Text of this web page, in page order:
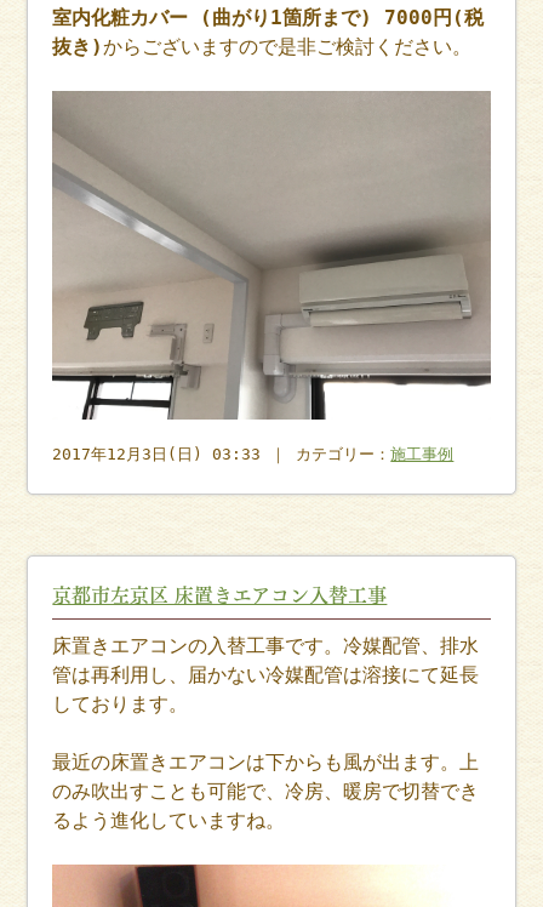
室内化粧カバー (曲がり1箇所まで) 7000円(税
抜き)からございますので是非ご検討ください。
2017年12月3日(日) 03:33 ｜ カテゴリー：施工事例
京都市左京区 床置きエアコン入替工事
床置きエアコンの入替工事です。冷媒配管、排水
管は再利用し、届かない冷媒配管は溶接にて延長
しております。
最近の床置きエアコンは下からも風が出ます。上
のみ吹出すことも可能で、冷房、暖房で切替でき
るよう進化していますね。